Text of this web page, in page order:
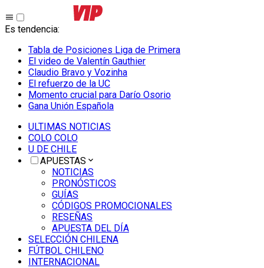
Es tendencia:
Tabla de Posiciones Liga de Primera
El video de Valentín Gauthier
Claudio Bravo y Vozinha
El refuerzo de la UC
Momento crucial para Darío Osorio
Gana Unión Española
ULTIMAS NOTICIAS
COLO COLO
U DE CHILE
APUESTAS
NOTICIAS
PRONÓSTICOS
GUÍAS
CÓDIGOS PROMOCIONALES
RESEÑAS
APUESTA DEL DÍA
SELECCIÓN CHILENA
FÚTBOL CHILENO
INTERNACIONAL